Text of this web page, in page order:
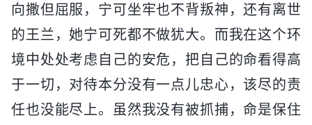
向撒但屈服，宁可坐牢也不背叛神，还有离世
的王兰，她宁可死都不做犹大。而我在这个环
境中处处考虑自己的安危，把自己的命看得高
于一切，对待本分没有一点儿忠心，该尽的责
任也没能尽上。虽然我没有被抓捕，命是保住